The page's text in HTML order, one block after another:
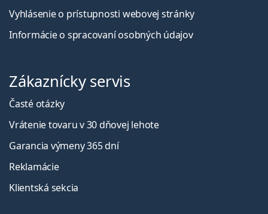
Vyhlásenie o prístupnosti webovej stránky
Informácie o spracovaní osobných údajov
Zákaznícky servis
Časté otázky
Vrátenie tovaru v 30 dňovej lehote
Garancia výmeny 365 dní
Reklamácie
Klientská sekcia